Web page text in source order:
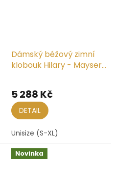
Dámský béžový zimní
klobouk Hilary - Mayser
5 288 Kč
DETAIL
Unisize (S-XL)
Novinka